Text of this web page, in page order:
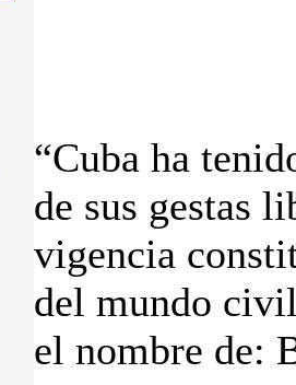
“Cuba ha
de sus gestas
vigencia
del mundo
el nombre de: